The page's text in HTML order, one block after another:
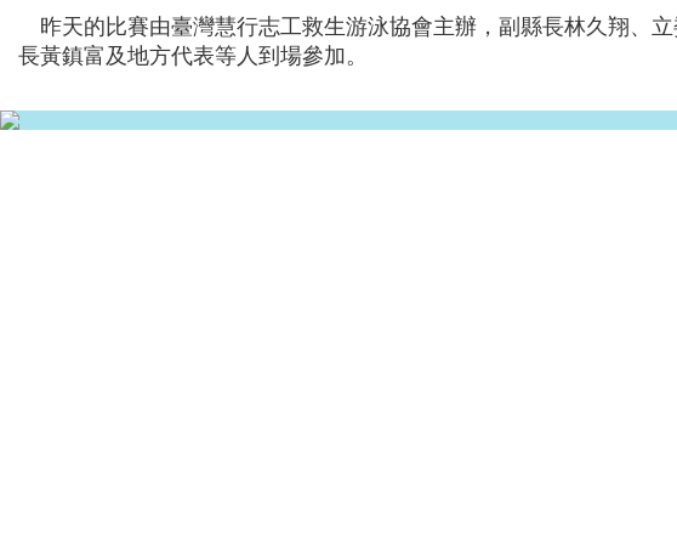
昨天的比賽由臺灣慧行志工救生游泳協會主辦，副縣長林久翔、
長黃鎮富及地方代表等人到場參加。